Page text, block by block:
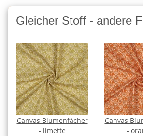
Gleicher Stoff - andere
Canvas Blumenfächer
- limette
Canvas
-